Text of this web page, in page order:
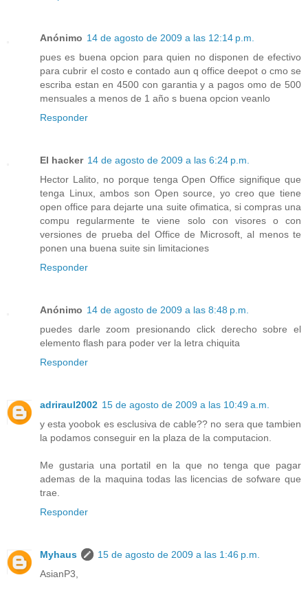
Anónimo 14 de agosto de 2009 a las 12:14 p.m.
pues es buena opcion para quien no disponen de efectivo
para cubrir el costo e contado aun q office deepot o cmo se
escriba estan en 4500 con garantia y a pagos omo de 500
mensuales a menos de 1 año s buena opcion veanlo
Responder
El hacker 14 de agosto de 2009 a las 6:24 p.m.
Hector Lalito, no porque tenga Open Office signifique que
tenga Linux, ambos son Open source, yo creo que tiene
open office para dejarte una suite ofimatica, si compras una
compu regularmente te viene solo con visores o con
versiones de prueba del Office de Microsoft, al menos te
ponen una buena suite sin limitaciones
Responder
Anónimo 14 de agosto de 2009 a las 8:48 p.m.
puedes darle zoom presionando click derecho sobre el
elemento flash para poder ver la letra chiquita
Responder
adriraul2002 15 de agosto de 2009 a las 10:49 a.m.
y esta yoobok es esclusiva de cable?? no sera que tambien
la podamos conseguir en la plaza de la computacion.
Me gustaria una portatil en la que no tenga que pagar
ademas de la maquina todas las licencias de sofware que
trae.
Responder
Myhaus
15 de agosto de 2009 a las 1:46 p.m.
AsianP3,